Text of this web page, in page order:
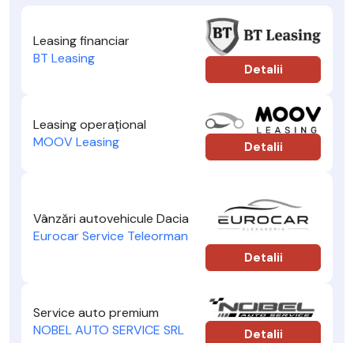
Leasing financiar
BT Leasing
Detalii
Leasing operațional
MOOV Leasing
Detalii
Vânzări autovehicule Dacia
Eurocar Service Teleorman
Detalii
Service auto premium
NOBEL AUTO SERVICE SRL
Detalii